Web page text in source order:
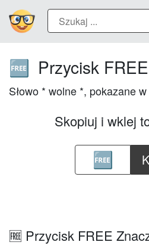
🆓 Przycisk FREE
Słowo * wolne *, pokazane
Skopiuj i wklej
🆓 Przycisk FREE